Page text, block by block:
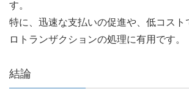
す。
特に、迅速な支払いの促進や、低コスト
ロトランザクションの処理に有用です。
結論